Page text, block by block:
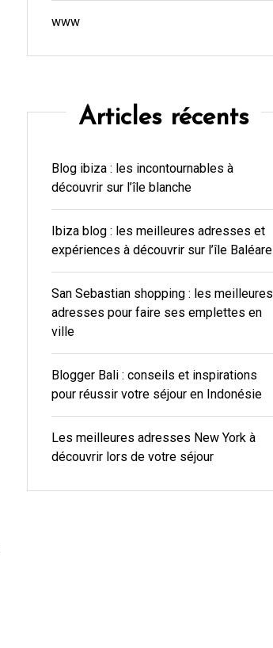
www
Articles récents
Blog ibiza : les incontournables à
découvrir sur l’île blanche
Ibiza blog : les meilleures adresses et
expériences à découvrir sur l’île Baléare
San Sebastian shopping : les meilleures
adresses pour faire ses emplettes en
ville
Blogger Bali : conseils et inspirations
pour réussir votre séjour en Indonésie
Les meilleures adresses New York à
découvrir lors de votre séjour